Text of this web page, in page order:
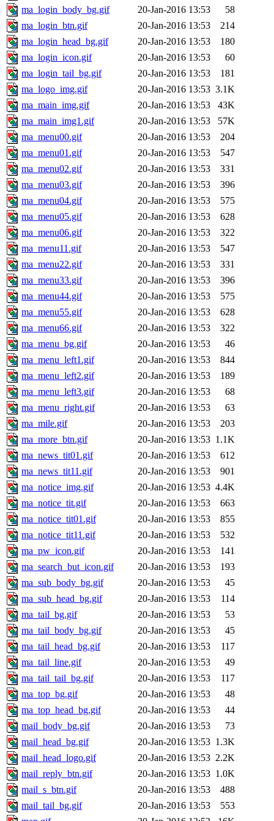
ma_login_body_bg.gif
20-Jan-2016 13:53
58
ma_login_btn.gif
20-Jan-2016 13:53
214
ma_login_head_bg.gif
20-Jan-2016 13:53
180
ma_login_icon.gif
20-Jan-2016 13:53
60
ma_login_tail_bg.gif
20-Jan-2016 13:53
181
ma_logo_img.gif
20-Jan-2016 13:53 3.1K
ma_main_img.gif
20-Jan-2016 13:53
43K
ma_main_img1.gif
20-Jan-2016 13:53
57K
ma_menu00.gif
20-Jan-2016 13:53
204
ma_menu01.gif
20-Jan-2016 13:53
547
ma_menu02.gif
20-Jan-2016 13:53
331
ma_menu03.gif
20-Jan-2016 13:53
396
ma_menu04.gif
20-Jan-2016 13:53
575
ma_menu05.gif
20-Jan-2016 13:53
628
ma_menu06.gif
20-Jan-2016 13:53
322
ma_menu11.gif
20-Jan-2016 13:53
547
ma_menu22.gif
20-Jan-2016 13:53
331
ma_menu33.gif
20-Jan-2016 13:53
396
ma_menu44.gif
20-Jan-2016 13:53
575
ma_menu55.gif
20-Jan-2016 13:53
628
ma_menu66.gif
20-Jan-2016 13:53
322
ma_menu_bg.gif
20-Jan-2016 13:53
46
ma_menu_left1.gif
20-Jan-2016 13:53
844
ma_menu_left2.gif
20-Jan-2016 13:53
189
ma_menu_left3.gif
20-Jan-2016 13:53
68
ma_menu_right.gif
20-Jan-2016 13:53
63
ma_mile.gif
20-Jan-2016 13:53
203
ma_more_btn.gif
20-Jan-2016 13:53 1.1K
ma_news_tit01.gif
20-Jan-2016 13:53
612
ma_news_tit11.gif
20-Jan-2016 13:53
901
ma_notice_img.gif
20-Jan-2016 13:53 4.4K
ma_notice_tit.gif
20-Jan-2016 13:53
663
ma_notice_tit01.gif
20-Jan-2016 13:53
855
ma_notice_tit11.gif
20-Jan-2016 13:53
532
ma_pw_icon.gif
20-Jan-2016 13:53
141
ma_search_but_icon.gif
20-Jan-2016 13:53
193
ma_sub_body_bg.gif
20-Jan-2016 13:53
45
ma_sub_head_bg.gif
20-Jan-2016 13:53
114
ma_tail_bg.gif
20-Jan-2016 13:53
53
ma_tail_body_bg.gif
20-Jan-2016 13:53
45
ma_tail_head_bg.gif
20-Jan-2016 13:53
117
ma_tail_line.gif
20-Jan-2016 13:53
49
ma_tail_tail_bg.gif
20-Jan-2016 13:53
117
ma_top_bg.gif
20-Jan-2016 13:53
48
ma_top_head_bg.gif
20-Jan-2016 13:53
44
mail_body_bg.gif
20-Jan-2016 13:53
73
mail_head_bg.gif
20-Jan-2016 13:53 1.3K
mail_head_logo.gif
20-Jan-2016 13:53 2.2K
mail_reply_btn.gif
20-Jan-2016 13:53 1.0K
mail_s_btn.gif
20-Jan-2016 13:53
488
mail_tail_bg.gif
20-Jan-2016 13:53
553